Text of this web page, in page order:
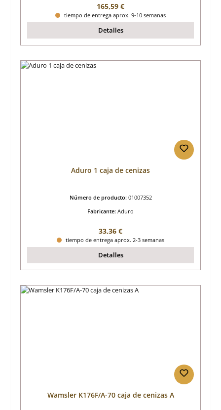
Precio normal:
165,59 €
tiempo de entrega aprox. 9-10 semanas
Detalles
Aduro 1 caja de cenizas
Número de producto: 01007352
Fabricante: Aduro
Precio normal:
33,36 €
tiempo de entrega aprox. 2-3 semanas
Detalles
Wamsler K176F/A-70 caja de cenizas A